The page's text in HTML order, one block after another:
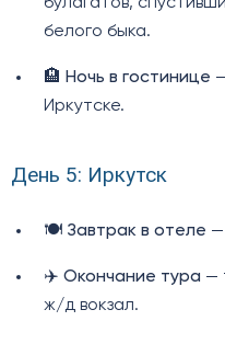
белого быка.
🏨 Ночь в гостинице
Иркутске.
День 5: Иркутск
🍽️ Завтрак в отеле —
✈️ Окончание тура —
ж/д вокзал.